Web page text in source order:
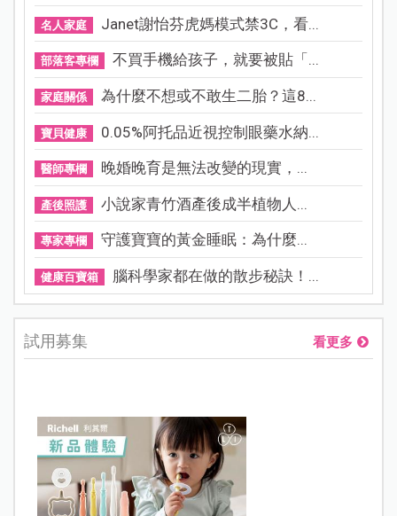
名人家庭 Janet謝怡芬虎媽模式禁3C，看...
部落客專欄 不買手機給孩子，就要被貼「...
家庭關係 為什麼不想或不敢生二胎？這8...
寶貝健康 0.05%阿托品近視控制眼藥水納...
醫師專欄 晚婚晚育是無法改變的現實，...
產後照護 小說家青竹酒產後成半植物人...
專家專欄 守護寶寶的黃金睡眠：為什麼...
健康百寶箱 腦科學家都在做的散步秘訣！...
試用募集 看更多